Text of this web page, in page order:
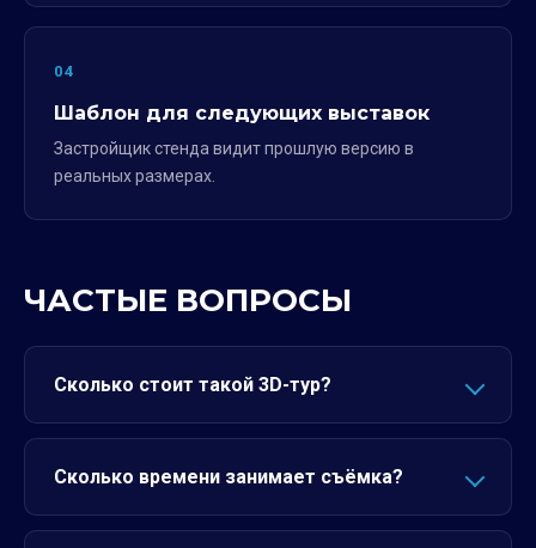
04
Шаблон для следующих выставок
Застройщик стенда видит прошлую версию в
реальных размерах.
ЧАСТЫЕ ВОПРОСЫ
Сколько стоит такой 3D-тур?
Сколько времени занимает съёмка?